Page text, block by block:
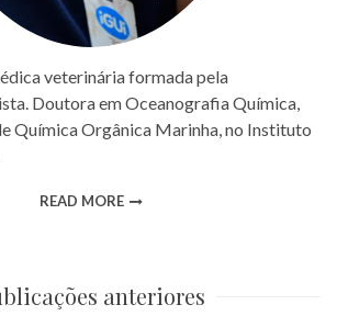
veterinária formada pela
Doutora em Oceanografia Química,
Química Orgânica Marinha, no Instituto
READ MORE
anteriores